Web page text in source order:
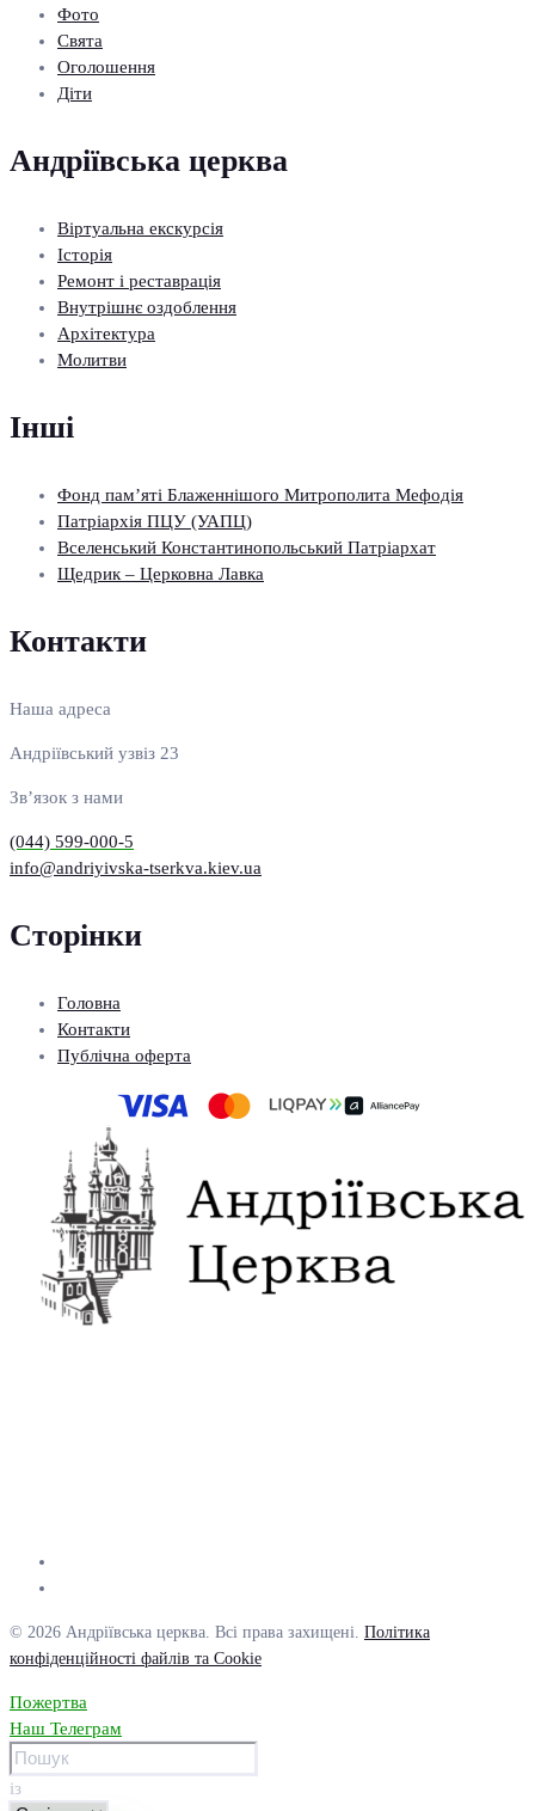
Фото
Свята
Оголошення
Діти
Андріївська церква
Віртуальна екскурсія
Історія
Ремонт і реставрація
Внутрішнє оздоблення
Архітектура
Молитви
Інші
Фонд пам’яті Блаженнішого Митрополита Мефодія
Патріархія ПЦУ (УАПЦ)
Вселенський Константинопольський Патріархат
Щедрик – Церковна Лавка
Контакти
Наша адреса
Андріївський узвіз 23
Зв’язок з нами
(044) 599-000-5
info@andriyivska-tserkva.kiev.ua
Сторінки
Головна
Контакти
Публічна оферта
© 2026 Андріївська церква. Всі права захищені. Політика
конфіденційності файлів та Cookie
Пожертва
Наш Телеграм
із